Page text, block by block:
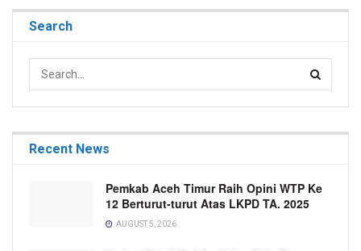
Search
Recent News
Pemkab Aceh Timur Raih Opini WTP Ke
12 Berturut-turut Atas LKPD TA. 2025
AUGUST 5, 2026